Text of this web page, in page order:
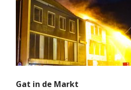
Gat in de Markt